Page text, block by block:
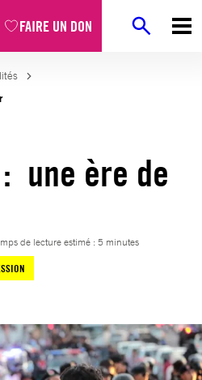
FAIRE UN DON
une ère de
de lecture estimé : 5 minutes